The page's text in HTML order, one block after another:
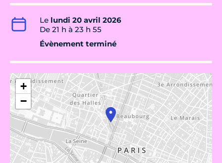
Le lundi 20 avril 2026
De 21 h à 23 h 55
Évènement terminé
+
−